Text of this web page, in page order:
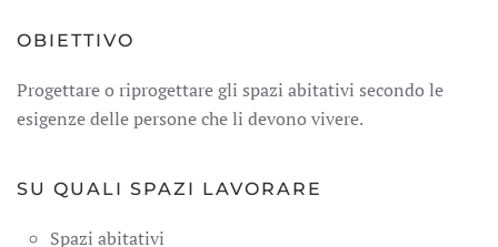
OBIETTIVO
Progettare o riprogettare gli spazi abitativi secondo le
esigenze delle persone che li devono vivere.
SU QUALI SPAZI LAVORARE
Spazi abitativi